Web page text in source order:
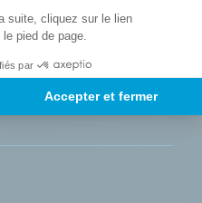
suite, cliquez sur le lien
pied de page.
par
Accepter et fermer